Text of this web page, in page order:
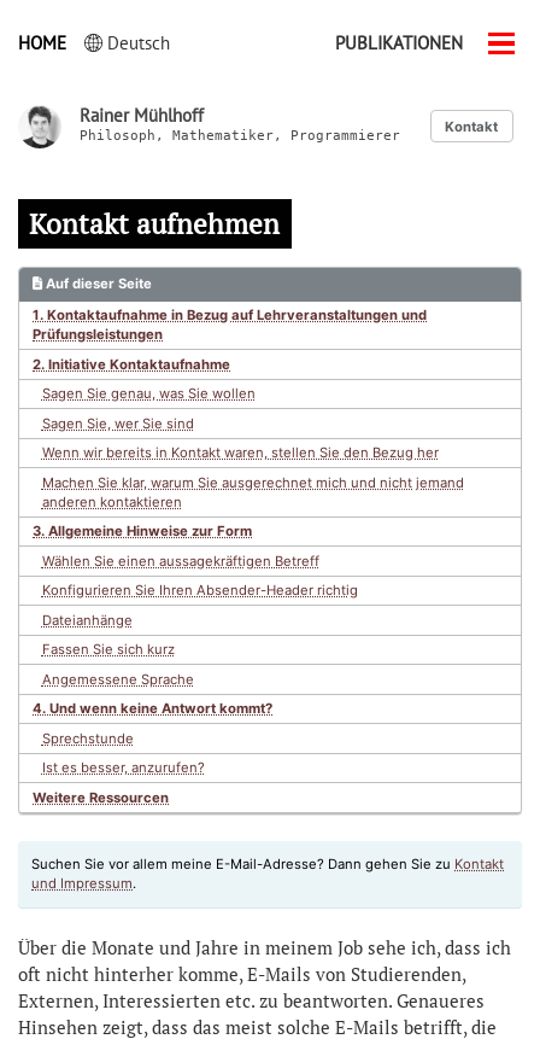
HOME Deutsch PUBLIKATIONEN
Rainer Mühlhoff
Philosoph, Mathematiker, Programmierer
Kontakt
Kontakt aufnehmen
Auf dieser Seite
1. Kontaktaufnahme in Bezug auf Lehrveranstaltungen und
Prüfungsleistungen
2. Initiative Kontaktaufnahme
Sagen Sie genau, was Sie wollen
Sagen Sie, wer Sie sind
Wenn wir bereits in Kontakt waren, stellen Sie den Bezug her
Machen Sie klar, warum Sie ausgerechnet mich und nicht jemand
anderen kontaktieren
3. Allgemeine Hinweise zur Form
Wählen Sie einen aussagekräftigen Betreff
Konfigurieren Sie Ihren Absender-Header richtig
Dateianhänge
Fassen Sie sich kurz
Angemessene Sprache
4. Und wenn keine Antwort kommt?
Sprechstunde
Ist es besser, anzurufen?
Weitere Ressourcen
Suchen Sie vor allem meine E-Mail-Adresse? Dann gehen Sie zu Kontakt
und Impressum.
Über die Monate und Jahre in meinem Job sehe ich, dass ich
oft nicht hinterher komme, E-Mails von Studierenden,
Externen, Interessierten etc. zu beantworten. Genaueres
Hinsehen zeigt, dass das meist solche E-Mails betrifft, die